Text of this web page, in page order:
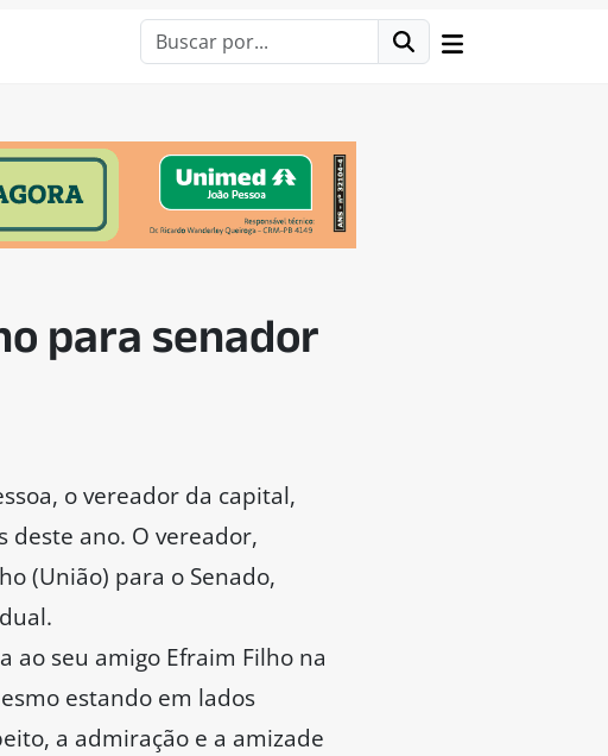
para senador
o vereador da capital,
deste ano. O vereador,
(União) para o Senado,
ao seu amigo Efraim Filho na
estando em lados
a admiração e a amizade